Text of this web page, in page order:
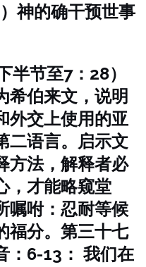
神的确干预世事
半节至7：28）
希伯来文，说明
外交上使用的亚
二语言。启示文
方法，解释者必
，才能略窥堂
嘱咐：忍耐等候
福分。第三十七
：6-13： 我们在